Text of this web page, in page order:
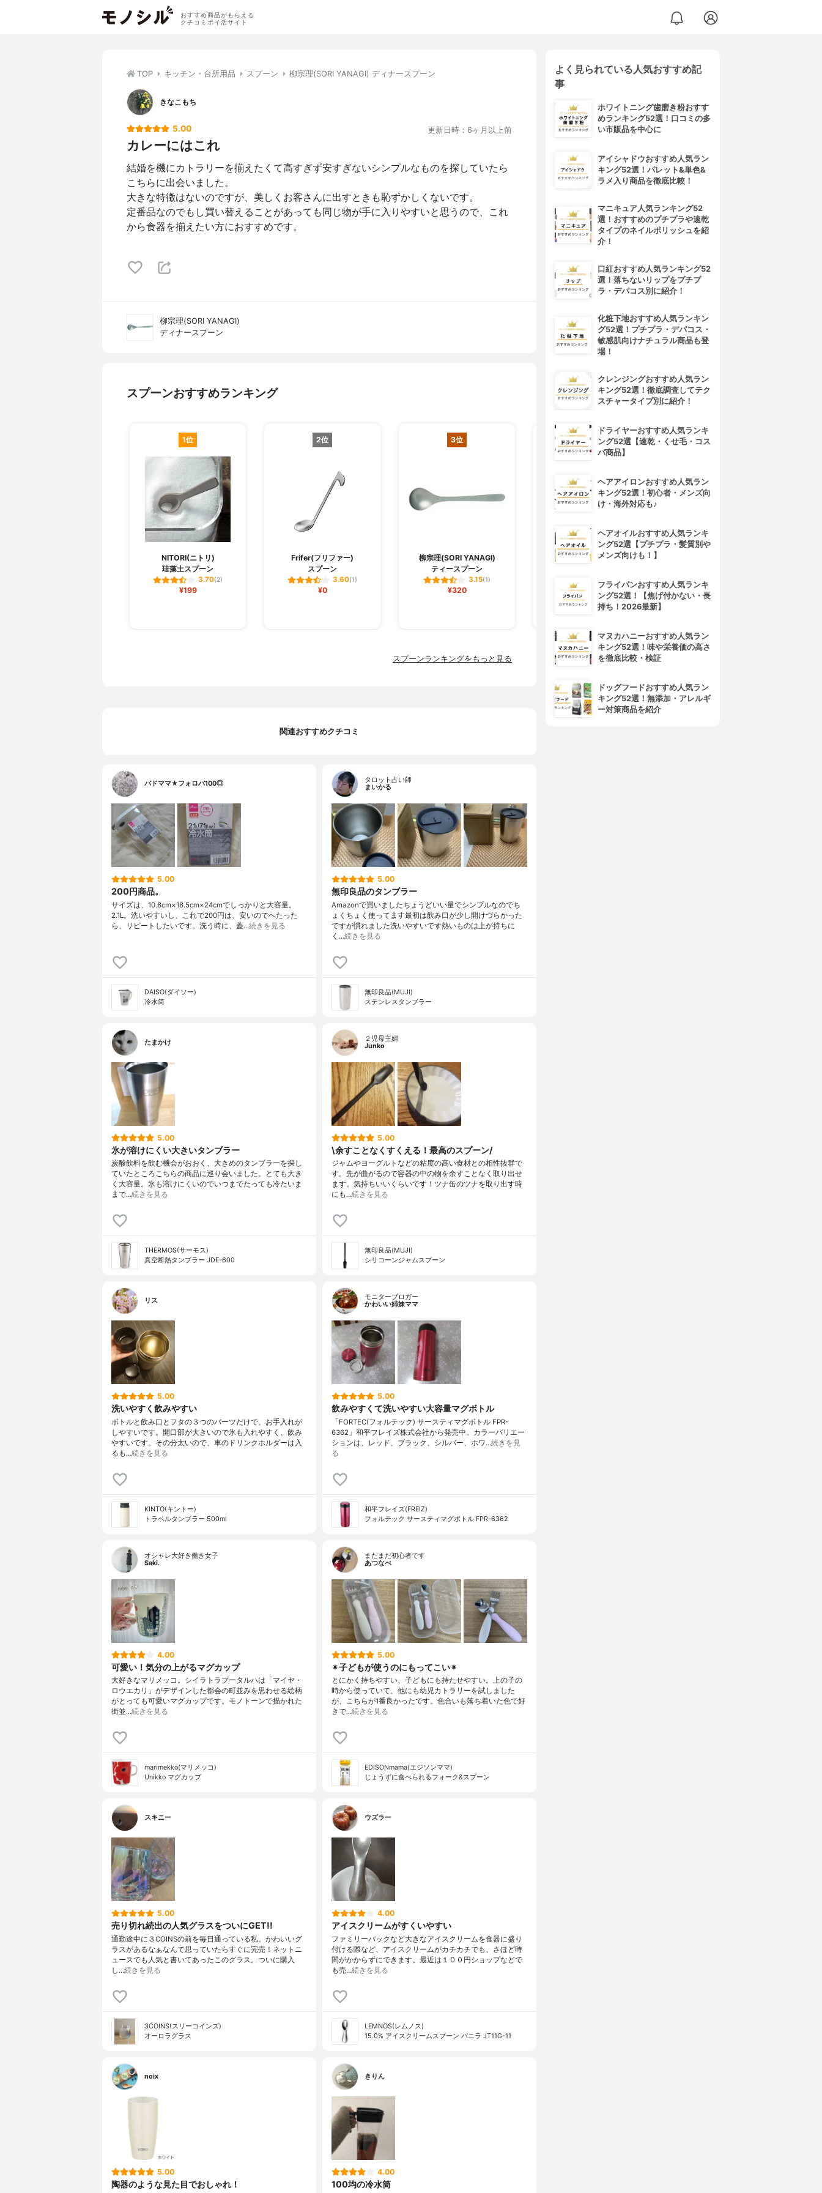
おすすめ商品がもらえる
クチコミポイ活サイト
TOP キッチン・台所用品 スプーン 柳宗理(SORI YANAGI) ディナースプーン
きなこもち
5.00 更新日時：6ヶ月以上前
カレーにはこれ
結婚を機にカトラリーを揃えたくて高すぎず安すぎないシンプルなものを探していたら
こちらに出会いました。
大きな特徴はないのですが、美しくお客さんに出すときも恥ずかしくないです。
定番品なのでもし買い替えることがあっても同じ物が手に入りやすいと思うので、これ
から食器を揃えたい方におすすめです。
柳宗理(SORI YANAGI)
ディナースプーン
スプーンおすすめランキング
1位
NITORI(ニトリ)
珪藻土スプーン
3.70(2)
¥199
2位
Frifer(フリファー)
スプーン
3.60(1)
¥0
3位
柳宗理(SORI YANAGI)
ティースプーン
3.15(1)
¥320
4位
iittala(イッタラ)
3.15
¥1,059
スプーンランキングをもっと見る
関連おすすめクチコミ
バドママ★フォロバ100◎
5.00
200円商品。
サイズは、10.8cm×18.5cm×24cmでしっかりと大容量。
2.1L。洗いやすいし、これで200円は、安いのでへたった
ら、リピートしたいです。洗う時に、蓋…続きを見る
DAISO(ダイソー)
冷水筒
タロット占い師
まいかる
5.00
無印良品のタンブラー
Amazonで買いましたちょうどいい量でシンプルなのでち
ょくちょく使ってます最初は飲み口が少し開けづらかった
ですが慣れました洗いやすいです熱いものは上が持ちに
く…続きを見る
無印良品(MUJI)
ステンレスタンブラー
たまかけ
5.00
氷が溶けにくい大きいタンブラー
炭酸飲料を飲む機会がおおく、大きめのタンブラーを探し
ていたところこちらの商品に巡り会いました。とても大き
く大容量。氷も溶けにくいのでいつまでたっても冷たいま
まで…続きを見る
THERMOS(サーモス)
真空断熱タンブラー JDE-600
２児母主婦
Junko
5.00
\余すことなくすくえる！最高のスプーン/
ジャムやヨーグルトなどの粘度の高い食材との相性抜群で
す。先が曲がるので容器の中の物を余すことなく取り出せ
ます。気持ちいいくらいです！ツナ缶のツナを取り出す時
にも…続きを見る
無印良品(MUJI)
シリコーンジャムスプーン
リス
5.00
洗いやすく飲みやすい
ボトルと飲み口とフタの３つのパーツだけで、お手入れが
しやすいです。開口部が大きいので氷も入れやすく、飲み
やすいです。その分太いので、車のドリンクホルダーは入
るも…続きを見る
KINTO(キントー)
トラベルタンブラー 500ml
モニターブロガー
かわいい姉妹ママ
5.00
飲みやすくて洗いやすい大容量マグボトル
「FORTEC(フォルテック) サースティマグボトル FPR-
6362」和平フレイズ株式会社から発売中。カラーバリエー
ションは、レッド、ブラック、シルバー、ホワ…続きを見
る
和平フレイズ(FREIZ)
フォルテック サースティマグボトル FPR-6362
オシャレ大好き働き女子
Saki.
4.00
可愛い！気分の上がるマグカップ
大好きなマリメッコ。シイラトラプータルハは「マイヤ・
ロウエカリ」がデザインした都会の町並みを思わせる絵柄
がとっても可愛いマグカップです。モノトーンで描かれた
街並…続きを見る
marimekko(マリメッコ)
Unikko マグカップ
まだまだ初心者です
あつなべ
5.00
✴︎子どもが使うのにもってこい✴︎
とにかく持ちやすい、子どもにも持たせやすい。上の子の
時から使っていて、他にも幼児カトラリーを試しました
が、こちらが1番良かったです。色合いも落ち着いた色で好
きで…続きを見る
EDISONmama(エジソンママ)
じょうずに食べられるフォーク&スプーン
スキニー
5.00
売り切れ続出の人気グラスをついにGET!!
通勤途中に３COINSの前を毎日通っている私。かわいいグ
ラスがあるなぁなんて思っていたらすぐに完売！ネットニ
ュースでも人気と書いてあったこのグラス。ついに購入
し…続きを見る
3COINS(スリーコインズ)
オーロラグラス
ウズラー
4.00
アイスクリームがすくいやすい
ファミリーパックなど大きなアイスクリームを食器に盛り
付ける際など、アイスクリームがカチカチでも、さほど時
間がかからずにできます。最近は１００円ショップなどで
も売…続きを見る
LEMNOS(レムノス)
15.0% アイスクリームスプーン バニラ JT11G-11
noix
5.00
陶器のような見た目でおしゃれ！
きりん
4.00
100均の冷水筒
よく見られている人気おすすめ記
事
ホワイトニング歯磨き粉おすす
めランキング52選！口コミの多
い市販品を中心に
アイシャドウおすすめ人気ラン
キング52選！パレット&単色&
ラメ入り商品を徹底比較！
マニキュア人気ランキング52
選！おすすめのプチプラや速乾
タイプのネイルポリッシュを紹
介！
口紅おすすめ人気ランキング52
選！落ちないリップをプチプ
ラ・デパコス別に紹介！
化粧下地おすすめ人気ランキン
グ52選！プチプラ・デパコス・
敏感肌向けナチュラル商品も登
場！
クレンジングおすすめ人気ラン
キング52選！徹底調査してテク
スチャータイプ別に紹介！
ドライヤーおすすめ人気ランキ
ング52選【速乾・くせ毛・コス
パ商品】
ヘアアイロンおすすめ人気ラン
キング52選！初心者・メンズ向
け・海外対応も♪
ヘアオイルおすすめ人気ランキ
ング52選【プチプラ・髪質別や
メンズ向けも！】
フライパンおすすめ人気ランキ
ング52選！【焦げ付かない・長
持ち！2026最新】
マヌカハニーおすすめ人気ラン
キング52選！味や栄養価の高さ
を徹底比較・検証
ドッグフードおすすめ人気ラン
キング52選！無添加・アレルギ
ー対策商品を紹介